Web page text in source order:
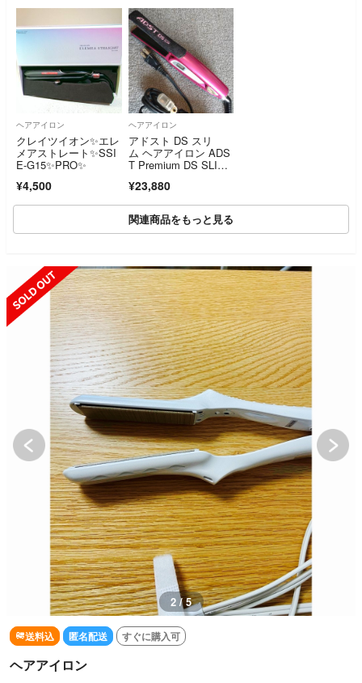
ヘアアイロン
クレイツイオン✨エレ
メアストレート✨SSI
E-G15✨PRO✨
¥4,500
ヘアアイロン
アドスト DS スリ
ム ヘアアイロン ADS
T Premium DS SLI
ヘアアイロン
¥23,880
関連商品をもっと見る
SOLD OUT
2 / 5
送料込 匿名配送 すぐに購入可
ヘアアイロン